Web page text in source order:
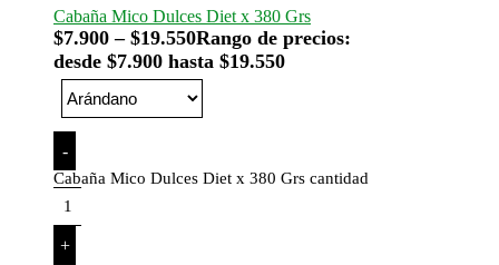
Cabaña Mico Dulces Diet x 380 Grs
$7.900 – $19.550Rango de precios:
desde $7.900 hasta $19.550
-
Cabaña Mico Dulces Diet x 380 Grs cantidad
+